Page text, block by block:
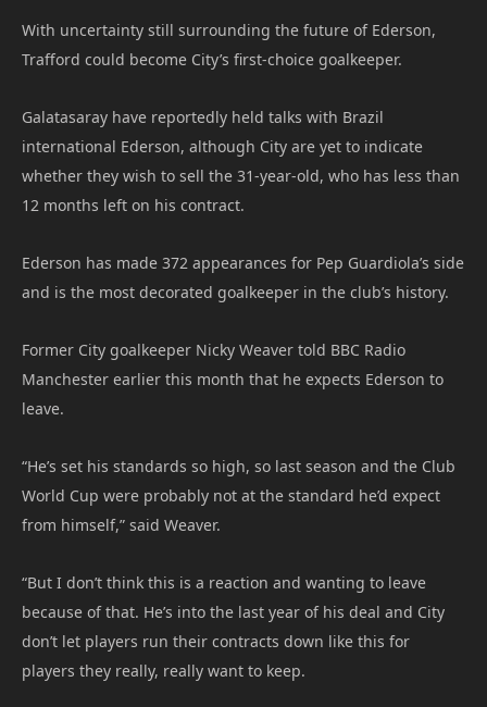
With uncertainty still surrounding the future of Ederson,
Trafford could become City’s first-choice goalkeeper.
Galatasaray have reportedly held talks with Brazil
international Ederson, although City are yet to indicate
whether they wish to sell the 31-year-old, who has less than
12 months left on his contract.
Ederson has made 372 appearances for Pep Guardiola’s side
and is the most decorated goalkeeper in the club’s history.
Former City goalkeeper Nicky Weaver told BBC Radio
Manchester earlier this month that he expects Ederson to
leave.
“He’s set his standards so high, so last season and the Club
World Cup were probably not at the standard he’d expect
from himself,” said Weaver.
“But I don’t think this is a reaction and wanting to leave
because of that. He’s into the last year of his deal and City
don’t let players run their contracts down like this for
players they really, really want to keep.